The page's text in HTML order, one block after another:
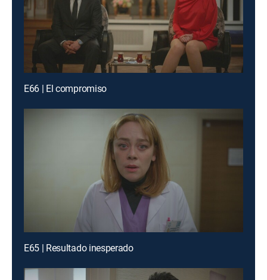
E66 | El compromiso
E65 | Resultado inesperado